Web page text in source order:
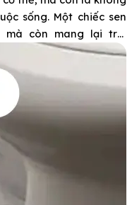
sống. Một chiếc sen
mà còn mang lại trải
Sen tắm Atmor đáp